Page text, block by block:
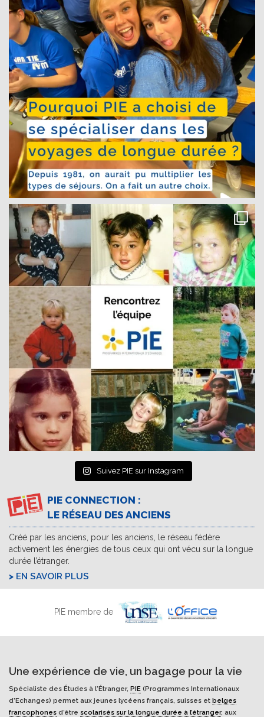
Suivez PIE sur Instagram
PIE CONNECTION :
LE RÉSEAU DES ANCIENS
Créé par les anciens, pour les anciens, le réseau fédère
activement les énergies de tous ceux qui ont vécu sur la longue
durée l’étranger.
EN SAVOIR PLUS
PIE membre de
Une expérience de vie, un bagage pour la vie
Spécialiste des Études à l'Étranger, PIE (Programmes Internationaux
d’Echanges) permet aux jeunes lycéens français, suisses et belges
francophones d’être scolarisés sur la longue durée à l’étranger, aux